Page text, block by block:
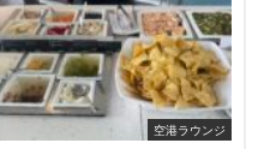
空港ラウンジ